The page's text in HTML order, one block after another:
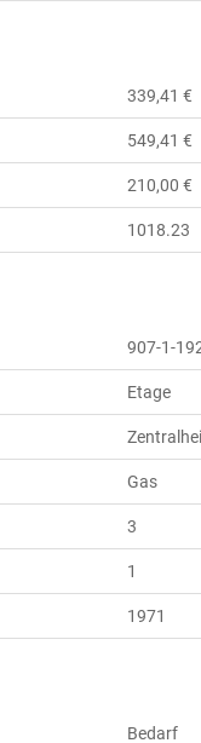
339,41 €
549,41 €
210,00 €
1018.23
907-1-
Etage
Gas
3
1
1971
Bedarf